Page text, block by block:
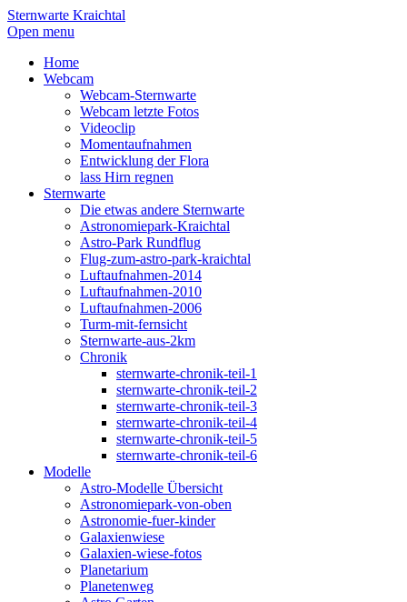
Sternwarte Kraichtal
Open menu
Home
Webcam
Webcam-Sternwarte
Webcam letzte Fotos
Videoclip
Momentaufnahmen
Entwicklung der Flora
lass Hirn regnen
Sternwarte
Die etwas andere Sternwarte
Astronomiepark-Kraichtal
Astro-Park Rundflug
Flug-zum-astro-park-kraichtal
Luftaufnahmen-2014
Luftaufnahmen-2010
Luftaufnahmen-2006
Turm-mit-fernsicht
Sternwarte-aus-2km
Chronik
sternwarte-chronik-teil-1
sternwarte-chronik-teil-2
sternwarte-chronik-teil-3
sternwarte-chronik-teil-4
sternwarte-chronik-teil-5
sternwarte-chronik-teil-6
Modelle
Astro-Modelle Übersicht
Astronomiepark-von-oben
Astronomie-fuer-kinder
Galaxienwiese
Galaxien-wiese-fotos
Planetarium
Planetenweg